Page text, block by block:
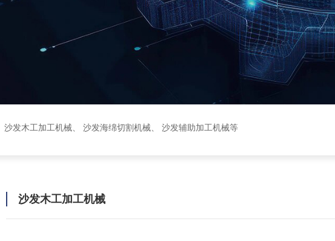
沙发木工加工机械、 沙发海绵切割机械、 沙发辅助加工机械等
沙发木工加工机械